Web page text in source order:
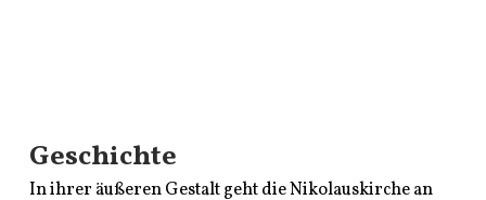
Geschichte
In ihrer äußeren Gestalt geht die Nikolauskirche an